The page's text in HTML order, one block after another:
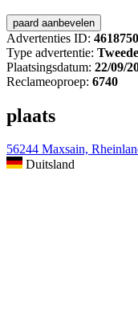
Advertenties ID: 4618750
Type advertentie:
Plaatsingsdatum: 22/09/
Reclameoproep: 6740
plaats
56244 Maxsain,
Duitsland